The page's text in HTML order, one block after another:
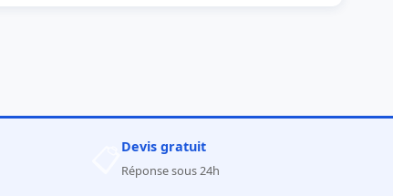
Devis gratuit
Réponse sous 24h